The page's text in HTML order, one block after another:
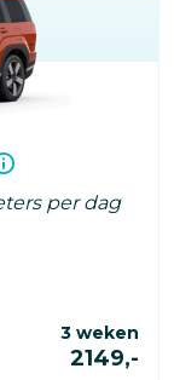
per dag
3 weken
2149,-